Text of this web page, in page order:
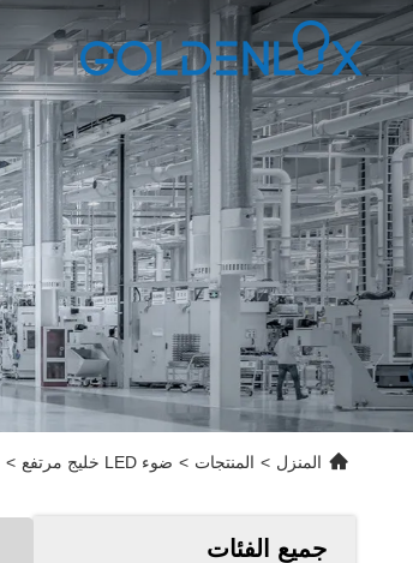
المنزل > المنتجات > ضوء LED خليج مرتفع >
جميع الفئات